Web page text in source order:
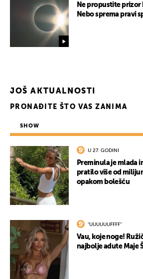
Ne propustite prizor
Nebo sprema pravi
JOŠ AKTUALNOSTI
PRONAĐITE ŠTO VAS ZANIMA
SHOW
U 27. GODINI
Preminula je mlada
pratilo više od
opakom bolešću
"UUUUUUFFFF"
Vau, koje noge!
najbolje adute Maje